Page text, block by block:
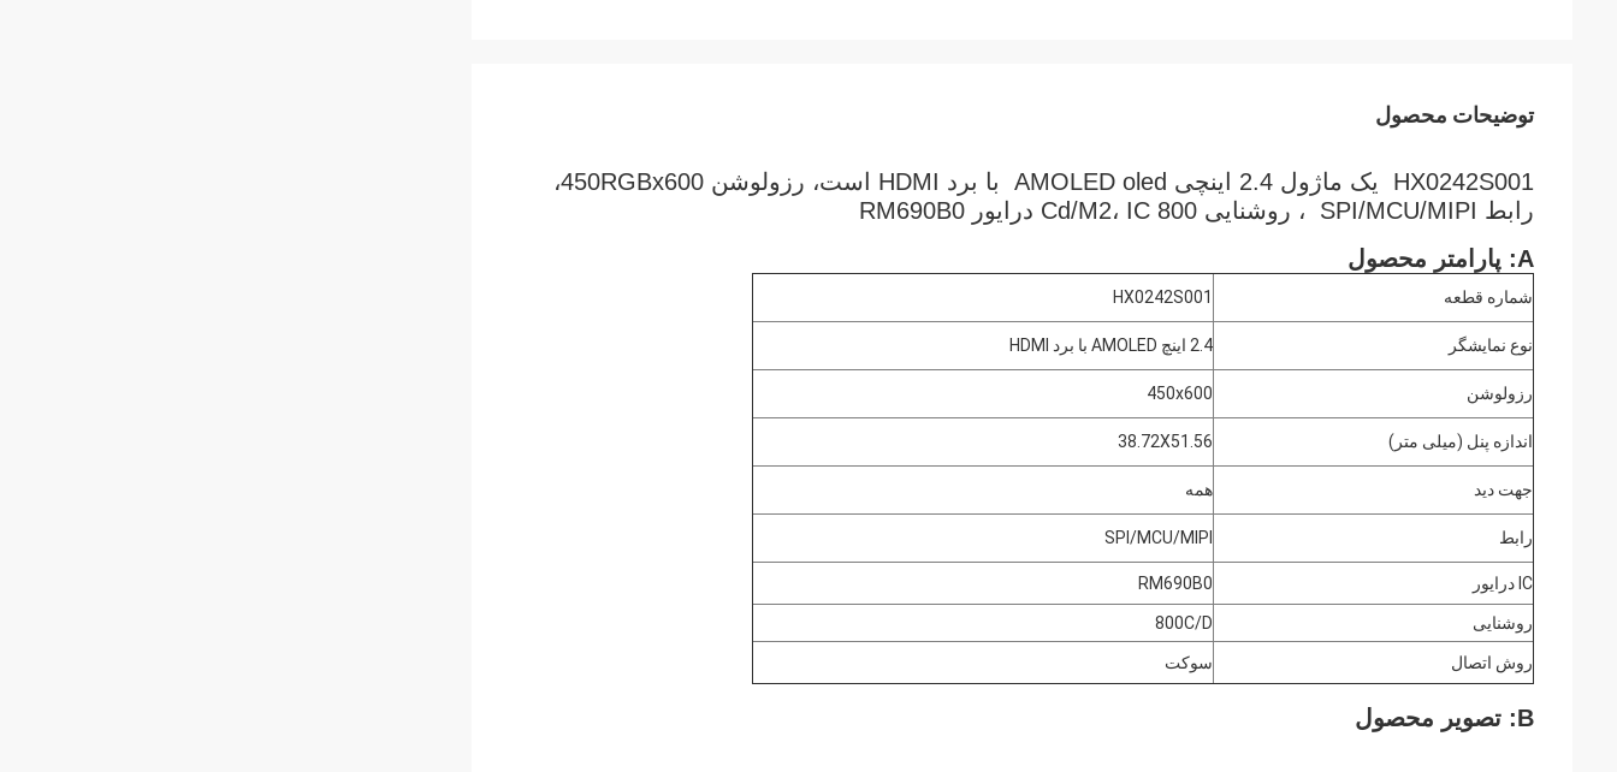
توضیحات محصول
HX0242S001 یک ماژول 2.4 اینچی AMOLED oled با برد HDMI است، رزولوشن 450RGBx600،
رابط SPI/MCU/MIPI ، روشنایی 800 Cd/M2، IC درایور RM690B0
A: پارامتر محصول
شماره قطعه HX0242S001
نوع نمایشگر 2.4 اینچ AMOLED با برد HDMI
رزولوشن 450x600
اندازه پنل (میلی متر) 38.72X51.56
جهت دید همه
رابط SPI/MCU/MIPI
IC درایور RM690B0
روشنایی 800C/D
روش اتصال سوکت
B: تصویر محصول